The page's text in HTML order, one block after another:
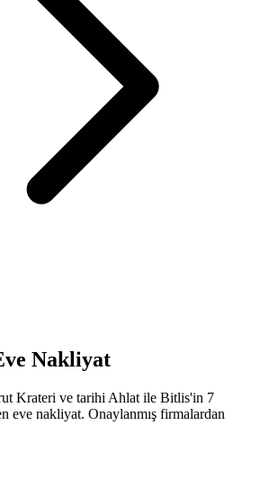
Nakliyat
Krateri ve tarihi Ahlat ile Bitlis'in 7
eve nakliyat. Onaylanmış firmalardan